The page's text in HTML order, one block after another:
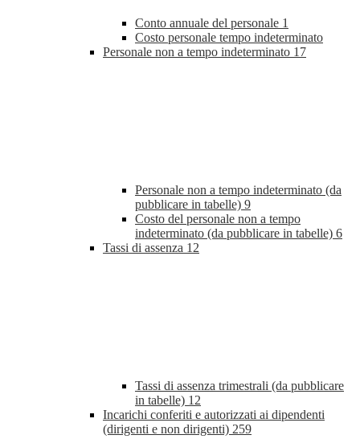
Conto annuale del personale 1
Costo personale tempo indeterminato
Personale non a tempo indeterminato 17
Personale non a tempo indeterminato (da
pubblicare in tabelle) 9
Costo del personale non a tempo
indeterminato (da pubblicare in tabelle) 6
Tassi di assenza 12
Tassi di assenza trimestrali (da pubblicare
in tabelle) 12
Incarichi conferiti e autorizzati ai dipendenti
(dirigenti e non dirigenti) 259